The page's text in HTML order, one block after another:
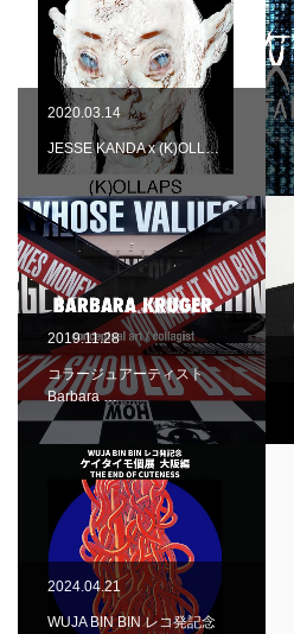
2020.03.14
JESSE KANDA x (K)OLL…
2019.11.28
コラージュアーティスト
Barbara …
2024.04.21
WUJA BIN BIN レコ発記念